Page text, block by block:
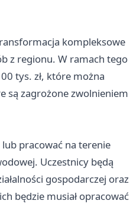
kompleksowe
z regionu. W ramach tego
tys. zł, które można
są zagrożone zwolnieniem
lub pracować na terenie
Uczestnicy będą
gospodarczej oraz
będzie musiał opracować